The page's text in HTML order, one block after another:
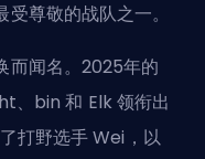
尊敬的战队之一。
而闻名。2025年的
、bin 和 Elk 领衔出
打野选手 Wei，以